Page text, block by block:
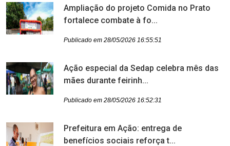
Ampliação do projeto Comida no Prato
fortalece combate à fo...
Publicado em 28/05/2026 16:55:51
Ação especial da Sedap celebra mês das
mães durante feirinh...
Publicado em 28/05/2026 16:52:31
Prefeitura em Ação: entrega de
benefícios sociais reforça t...